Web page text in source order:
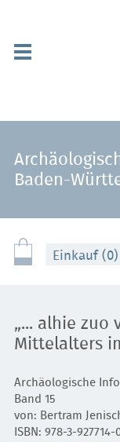
Über uns /
Partner /
Baden-
Einkauf (0)
„... alhie zuo
Mittelalters
Archäologische
Band 15
von: Bertram
ISBN: 978-3-927714-